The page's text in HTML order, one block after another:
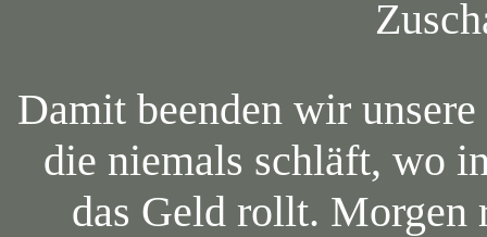
Damit beenden wir
die niemals schläft, wo
das Geld rollt.